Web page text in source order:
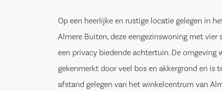
Op een heerlijke en rustige locatie gelegen in
Almere Buiten, deze eengezinswoning met vier
een privacy biedende achtertuin. De omgeving
gekenmerkt door veel bos en akkergrond en is
afstand gelegen van het winkelcentrum van